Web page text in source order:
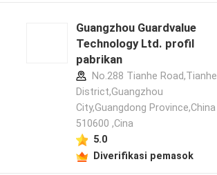
Guangzhou Guardvalue
Technology Ltd. profil
pabrikan
No.288 Tianhe Road,Tianhe
District,Guangzhou
City,Guangdong Province,China
510600 ,Cina
5.0
Diverifikasi pemasok